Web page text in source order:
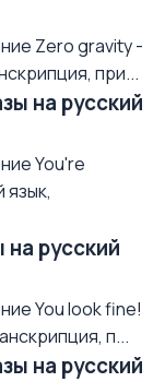
Zero gravity -
при...
на русский
You're
язык,
русский
You look fine!
п...
на русский